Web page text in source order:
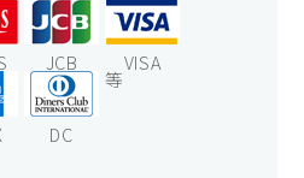
JCB VISA
DC
等